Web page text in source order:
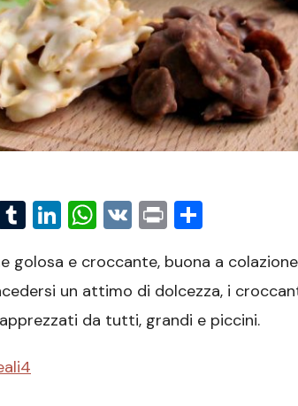
Tumblr
LinkedIn
WhatsApp
VK Print
golosa e croccante, buona a
un attimo di dolcezza, i
da tutti, grandi e piccini.